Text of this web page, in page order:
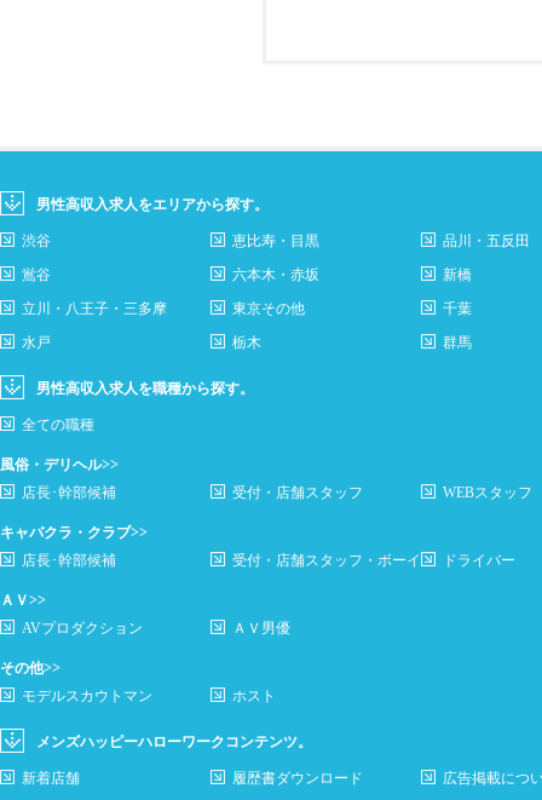
男性高収入求人をエリアから探す。
渋谷 恵比寿・目黒
品川・五反田
鴬谷
六本木・赤坂
新橋
立川・八王子・三多摩
東京その他
千葉
水戸
栃木 群馬
男性高収入求人を職種から探す。
全ての職種
風俗・デリヘル>>
店長･幹部候補
受付・店舗スタッフ WEBスタッフ
キャバクラ・クラブ>>
店長･幹部候補
受付・店舗スタッフ・ボーイ ドライバー
ＡＶ>>
AVプロダクション
ＡＶ男優
その他>>
モデルスカウトマン
ホスト
メンズハッピーハローワークコンテンツ。
新着店舗 履歴書ダウンロード 広告掲載につ